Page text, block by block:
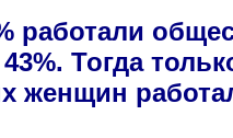
работали
Тогда
женщин